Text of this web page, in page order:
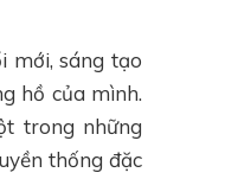
mới, sáng tạo
hồ của mình.
trong những
thống đặc